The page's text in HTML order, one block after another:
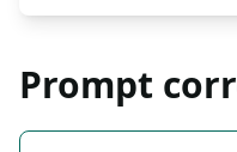
Prompt